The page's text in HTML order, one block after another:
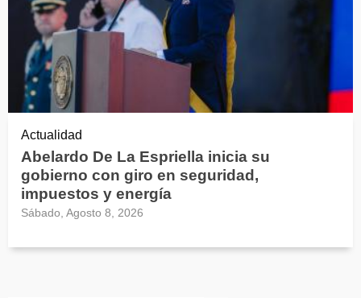
Actualidad
Abelardo De La Espriella inicia su
gobierno con giro en seguridad,
impuestos y energía
Sábado, Agosto 8, 2026